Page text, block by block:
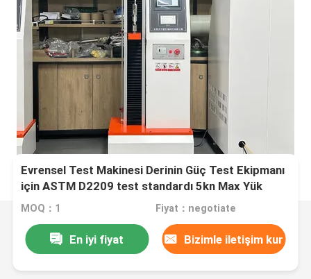
Evrensel Test Makinesi Derinin Güç Test Ekipmanı
için ASTM D2209 test standardı 5kn Max Yük
MOQ：1 Fiyat：negotiate
En iyi fiyat Bizimle iletişim kur